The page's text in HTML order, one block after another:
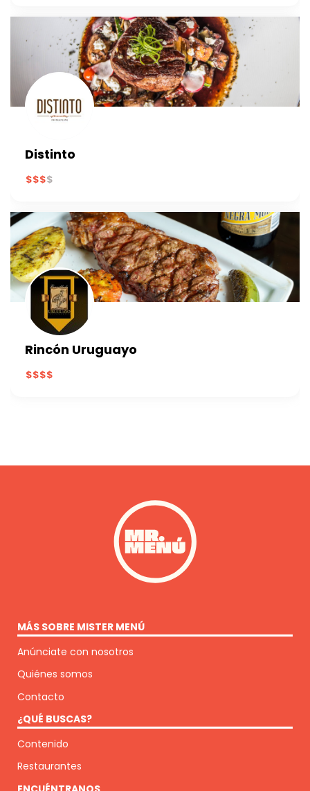
Distinto
Rincón Uruguayo
MÁS SOBRE MISTER MENÚ
Anúnciate con nosotros
Quiénes somos
Contacto
¿QUÉ BUSCAS?
Contenido
Restaurantes